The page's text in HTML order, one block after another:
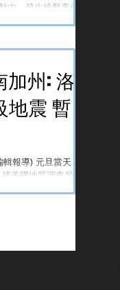
中，發生槍擊事件，
加州: 洛
地震 暫
報導) 元旦當天，即
美國地質調查局消